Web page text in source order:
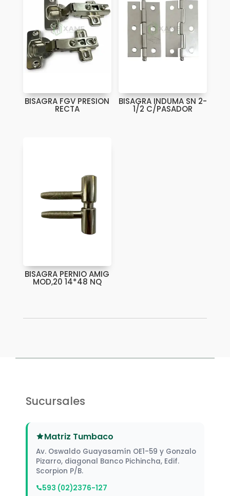
BISAGRA FGV PRESION
RECTA
BISAGRA INDUMA SN 2-
1/2 C/PASADOR
BISAGRA PERNIO AMIG
MOD,20 14*48 NQ
Sucursales
Matriz Tumbaco
Av. Oswaldo Guayasamín OE1-59 y Gonzalo
Pizarro, diagonal Banco Pichincha, Edif.
Scorpion P/B.
593 (02)2376-127